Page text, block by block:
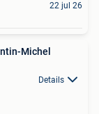
22 jul 26
Michel
Details